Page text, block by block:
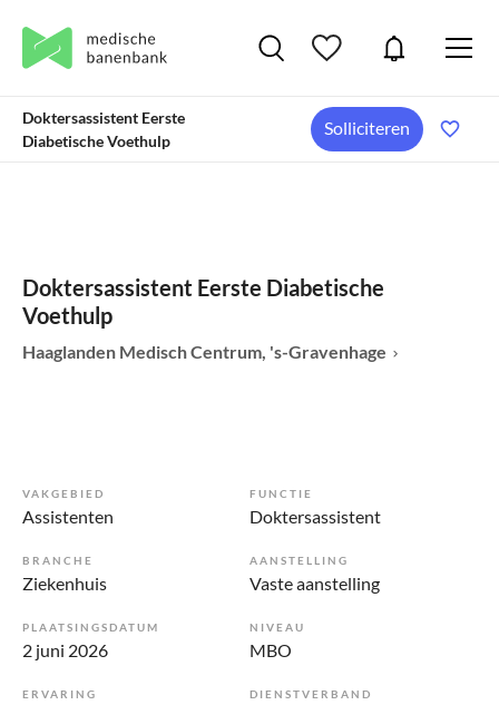
Doktersassistent Eerste
Diabetische Voethulp
Solliciteren
Doktersassistent Eerste Diabetische
Voethulp
Haaglanden Medisch Centrum, 's-Gravenhage
VAKGEBIED
Assistenten
FUNCTIE
Doktersassistent
BRANCHE
Ziekenhuis
AANSTELLING
Vaste aanstelling
PLAATSINGSDATUM
2 juni 2026
NIVEAU
MBO
ERVARING DIENSTVERBAND